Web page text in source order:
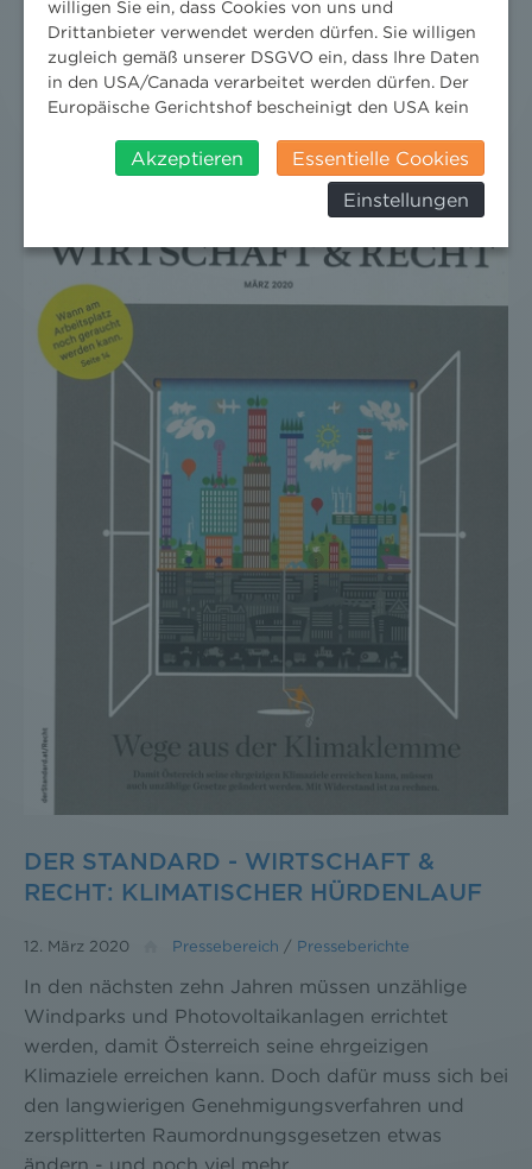
PHOTOVOLTAIK- UND
WINDKRAFTANLAGEN JA, ABER WO?
30. Mai 2022 Wissenschaft /Publikationen
DER STANDARD - WIRTSCHAFT &
RECHT: KLIMATISCHER HÜRDENLAUF
12. März 2020 Pressebereich / Presseberichte
In den nächsten zehn Jahren müssen unzählige
Windparks und Photovoltaikanlagen errichtet
werden, damit Österreich seine ehrgeizigen
Klimaziele erreichen kann. Doch dafür muss sich bei
den langwierigen Genehmigungsverfahren und
zersplitterten Raumordnungsgesetzen etwas
willigen Sie ein, dass Cookies von uns und
Drittanbieter verwendet werden dürfen. Sie willigen
zugleich gemäß unserer DSGVO ein, dass Ihre Daten
in den USA/Canada verarbeitet werden dürfen. Der
Europäische Gerichtshof bescheinigt den USA kein
insbesondere das Risiko, dass ihre Daten durch US-
Behörden, zu Kontroll- und zu
Überwachungszwecken, verarbeitet werden und
werden können. Zudem finden Sie am
Bildschirmrand ein Cookie-Icon wo Sie jederzeit Ihre
Einwilligung widerrufen und Widerspruch ausüben.
Weitere Infomationen finden Sie hier:
Datenschutzerklärung
Akzeptieren
Essentielle Cookies
Einstellungen